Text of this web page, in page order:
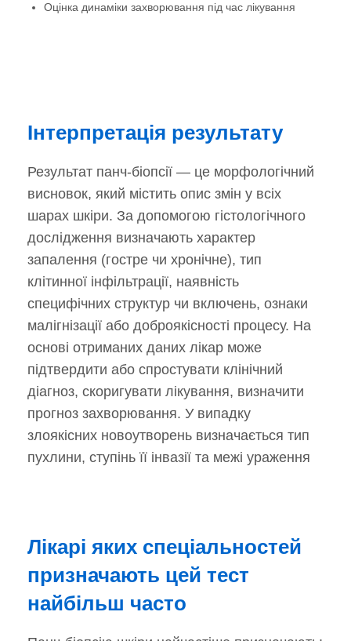
Оцінка динаміки захворювання під час лікування
Інтерпретація результату
Результат панч-біопсії — це морфологічний
висновок, який містить опис змін у всіх
шарах шкіри. За допомогою гістологічного
дослідження визначають характер
запалення (гостре чи хронічне), тип
клітинної інфільтрації, наявність
специфічних структур чи включень, ознаки
малігнізації або доброякісності процесу. На
основі отриманих даних лікар може
підтвердити або спростувати клінічний
діагноз, скоригувати лікування, визначити
прогноз захворювання. У випадку
злоякісних новоутворень визначається тип
пухлини, ступінь її інвазії та межі ураження
Лікарі яких спеціальностей
призначають цей тест
найбільш часто